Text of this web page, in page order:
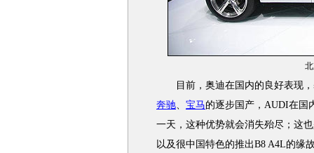
目前，奥迪在国内的良好表现，
奔驰、 宝马的逐步国产，AUDI在国
一天，这种优势就会消失殆尽；这
以及很中国特色的推出B8 A4L的缘